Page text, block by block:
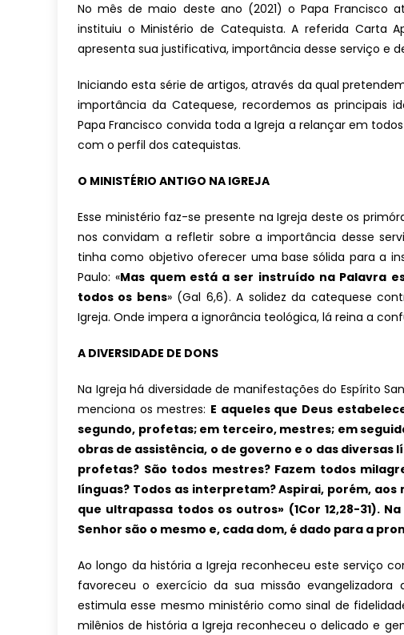
No mês de maio deste ano (2021) o Papa Francisco
instituiu o Ministério de Catequista. A referida Carta
apresenta sua justificativa, importância desse serviço e
Iniciando esta série de artigos, através da qual
importância da Catequese, recordemos as principais
Papa Francisco convida toda a Igreja a relançar em
com o perfil dos catequistas.
O MINISTÉRIO ANTIGO NA IGREJA
Esse ministério faz-se presente na Igreja deste os
nos convidam a refletir sobre a importância desse
tinha como objetivo oferecer uma base sólida para a
Paulo: «Mas quem está a ser instruído na Palavra
todos os bens» (Gal 6,6). A solidez da catequese
Igreja. Onde impera a ignorância teológica, lá reina a
A DIVERSIDADE DE DONS
Na Igreja há diversidade de manifestações do Espírito
menciona os mestres: E aqueles que Deus
segundo, profetas; em terceiro, mestres; em
obras de assistência, o de governo e o das
profetas? São todos mestres? Fazem todos
línguas? Todos as interpretam? Aspirai, porém,
que ultrapassa todos os outros» (1Cor 12,28-31).
Senhor são o mesmo e, cada dom, é dado para a
Ao longo da história a Igreja reconheceu este serviço
favoreceu o exercício da sua missão evangelizadora
estimula esse mesmo ministério como sinal de
milênios de história a Igreja reconheceu o delicado e